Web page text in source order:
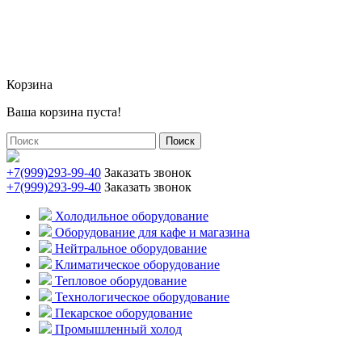
Корзина
Ваша корзина пуста!
Поиск
+7(999)293-99-40 Заказать звонок
+7(999)293-99-40 Заказать звонок
Холодильное оборудование
Оборудование для кафе и магазина
Нейтральное оборудование
Климатическое оборудование
Тепловое оборудование
Технологическое оборудование
Пекарское оборудование
Промышленный холод